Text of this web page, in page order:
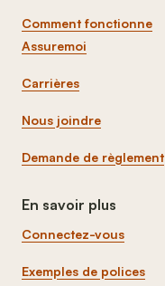
Comment fonctionne
Assuremoi
Carrières
Nous joindre
Demande de règlement
En savoir plus
Connectez-vous
Exemples de polices